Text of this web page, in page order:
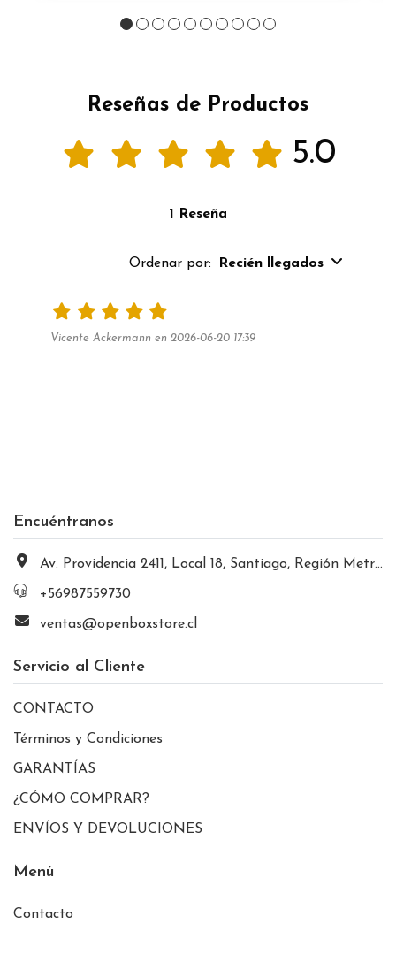
Reseñas de Productos
5.0
1 Reseña
Ordenar por: Recién llegados
Vicente Ackermann en 2026-06-20 17:39
Encuéntranos
Av. Providencia 2411, Local 18, Santiago, Región Metropolitana, Chile
+56987559730
ventas@openboxstore.cl
Servicio al Cliente
CONTACTO
Términos y Condiciones
GARANTÍAS
¿CÓMO COMPRAR?
ENVÍOS Y DEVOLUCIONES
Menú
Contacto